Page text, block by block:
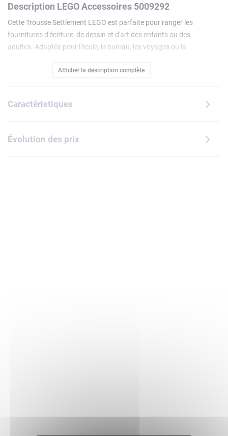
Description LEGO Accessoires 5009292
Cette Trousse Settlement LEGO est parfaite pour ranger les
fournitures d'écriture, de dessin et d'art des enfants ou des
adultes. Adaptée pour l'école, le bureau, les voyages ou la
polyvalente, pratique et amusante. Elle est dotée d'une
clés ou une décoration.
Afficher la description complète
Caractéristiques
Évolution des prix